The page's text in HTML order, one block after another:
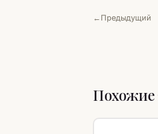
Предыдущий
Похожие